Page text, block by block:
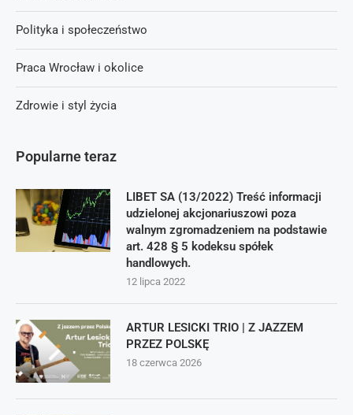
Popularne teraz
LIBET SA (13/2022) Treść informacji
udzielonej akcjonariuszowi poza
walnym zgromadzeniem na podstawie
art. 428 § 5 kodeksu spółek
handlowych.
12 lipca 2022
ARTUR LESICKI TRIO | Z JAZZEM
PRZEZ POLSKĘ
18 czerwca 2026
Polityka i społeczeństwo
Praca Wrocław i okolice
Zdrowie i styl życia